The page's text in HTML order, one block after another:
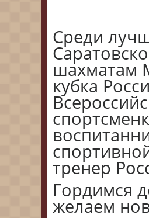
Среди
шахматам
кубка
тренер
Гордимся
желаем